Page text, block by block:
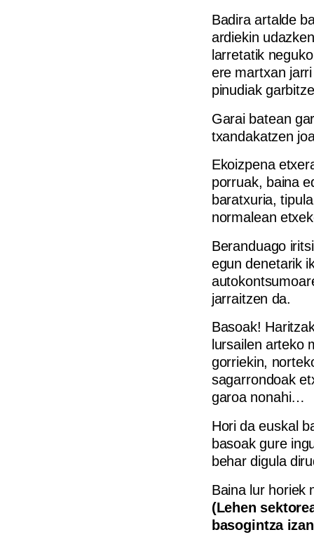
Badira artalde
ardiekin
larretatik
ere martxan
pinudiak
Garai batean
txandakatzen
Ekoizpena
porruak, baina
baratxuria,
normalean
Beranduago
egun denetarik
jarraitzen da.
Basoak!
lursailen arteko
gorriekin,
sagarrondoak
garoa nonahi…
Hori da euskal
basoak gure
behar digula
Baina lur horiek
(Lehen
basogintza